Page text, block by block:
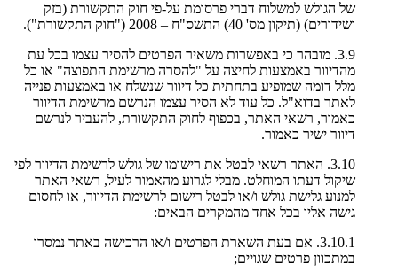
של הגולש למשלוח דברי פרסומת על-פי חוק התקשורת (בזק
ושידורים) (תיקון מס' 40) התשס"ח – 2008 ("חוק התקשורת").
3.9. מובהר כי באפשרות משאיר הפרטים להסיר עצמו בכל עת
מהדיוור באמצעות לחיצה על "להסרה מרשימת התפוצה" או כל
מלל דומה שמופיע בתחתית כל דיוור שנשלח או באמצעות פנייה
לאתר בדוא"ל. כל עוד לא הסיר עצמו הנרשם מרשימת הדיוור
כאמור, רשאי האתר, בכפוף לחוק התקשורת, להעביר לנרשם
דיוור ישיר כאמור.
3.10. האתר רשאי לבטל את רישומו של גולש לרשימת הדיוור לפי
שיקול דעתו המוחלט. מבלי לגרוע מהאמור לעיל, רשאי האתר
למנוע גלישת גולש ו/או לבטל רישום לרשימת הדיוור, או לחסום
גישה אליו בכל אחד מהמקרים הבאים:
3.10.1. אם בעת השארת הפרטים ו/או הרכישה באתר נמסרו
במתכוון פרטים שגויים;